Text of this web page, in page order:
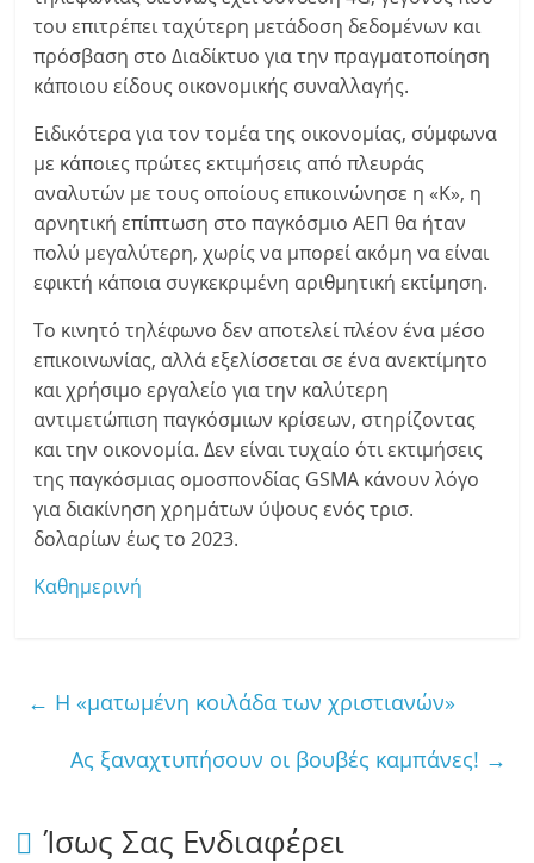
του επιτρέπει ταχύτερη μετάδοση δεδομένων και
πρόσβαση στο Διαδίκτυο για την πραγματοποίηση
κάποιου είδους οικονομικής συναλλαγής.
Ειδικότερα για τον τομέα της οικονομίας, σύμφωνα
με κάποιες πρώτες εκτιμήσεις από πλευράς
αναλυτών με τους οποίους επικοινώνησε η «Κ», η
αρνητική επίπτωση στο παγκόσμιο ΑΕΠ θα ήταν
πολύ μεγαλύτερη, χωρίς να μπορεί ακόμη να είναι
εφικτή κάποια συγκεκριμένη αριθμητική εκτίμηση.
Το κινητό τηλέφωνο δεν αποτελεί πλέον ένα μέσο
επικοινωνίας, αλλά εξελίσσεται σε ένα ανεκτίμητο
και χρήσιμο εργαλείο για την καλύτερη
αντιμετώπιση παγκόσμιων κρίσεων, στηρίζοντας
και την οικονομία. Δεν είναι τυχαίο ότι εκτιμήσεις
της παγκόσμιας ομοσπονδίας GSMA κάνουν λόγο
για διακίνηση χρημάτων ύψους ενός τρισ.
δολαρίων έως το 2023.
Καθημερινή
← Η «ματωμένη κοιλάδα των χριστιανών»
Ας ξαναχτυπήσουν οι βουβές καμπάνες! →
Ίσως Σας Ενδιαφέρει